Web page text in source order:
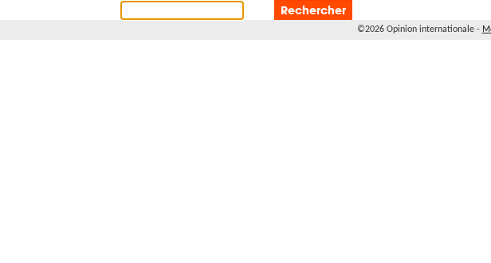
Rechercher :
©2026 Opinion internationale -